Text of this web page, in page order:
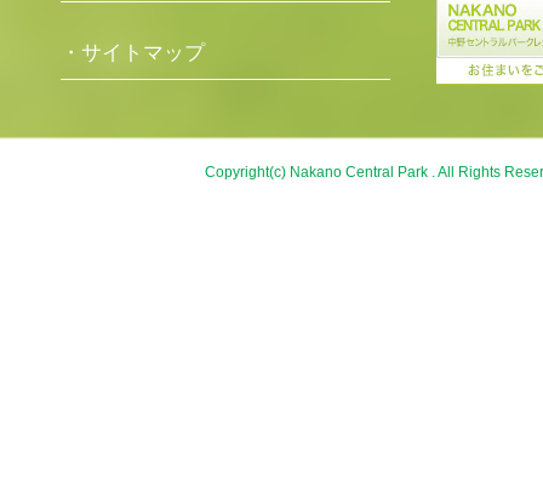
・サイトマップ
Copyright(c) Nakano Central Park . All Rights